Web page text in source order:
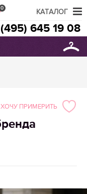
0
645 19 08
ХОЧУ ПРИМЕРИТЬ
КАТАЛОГ